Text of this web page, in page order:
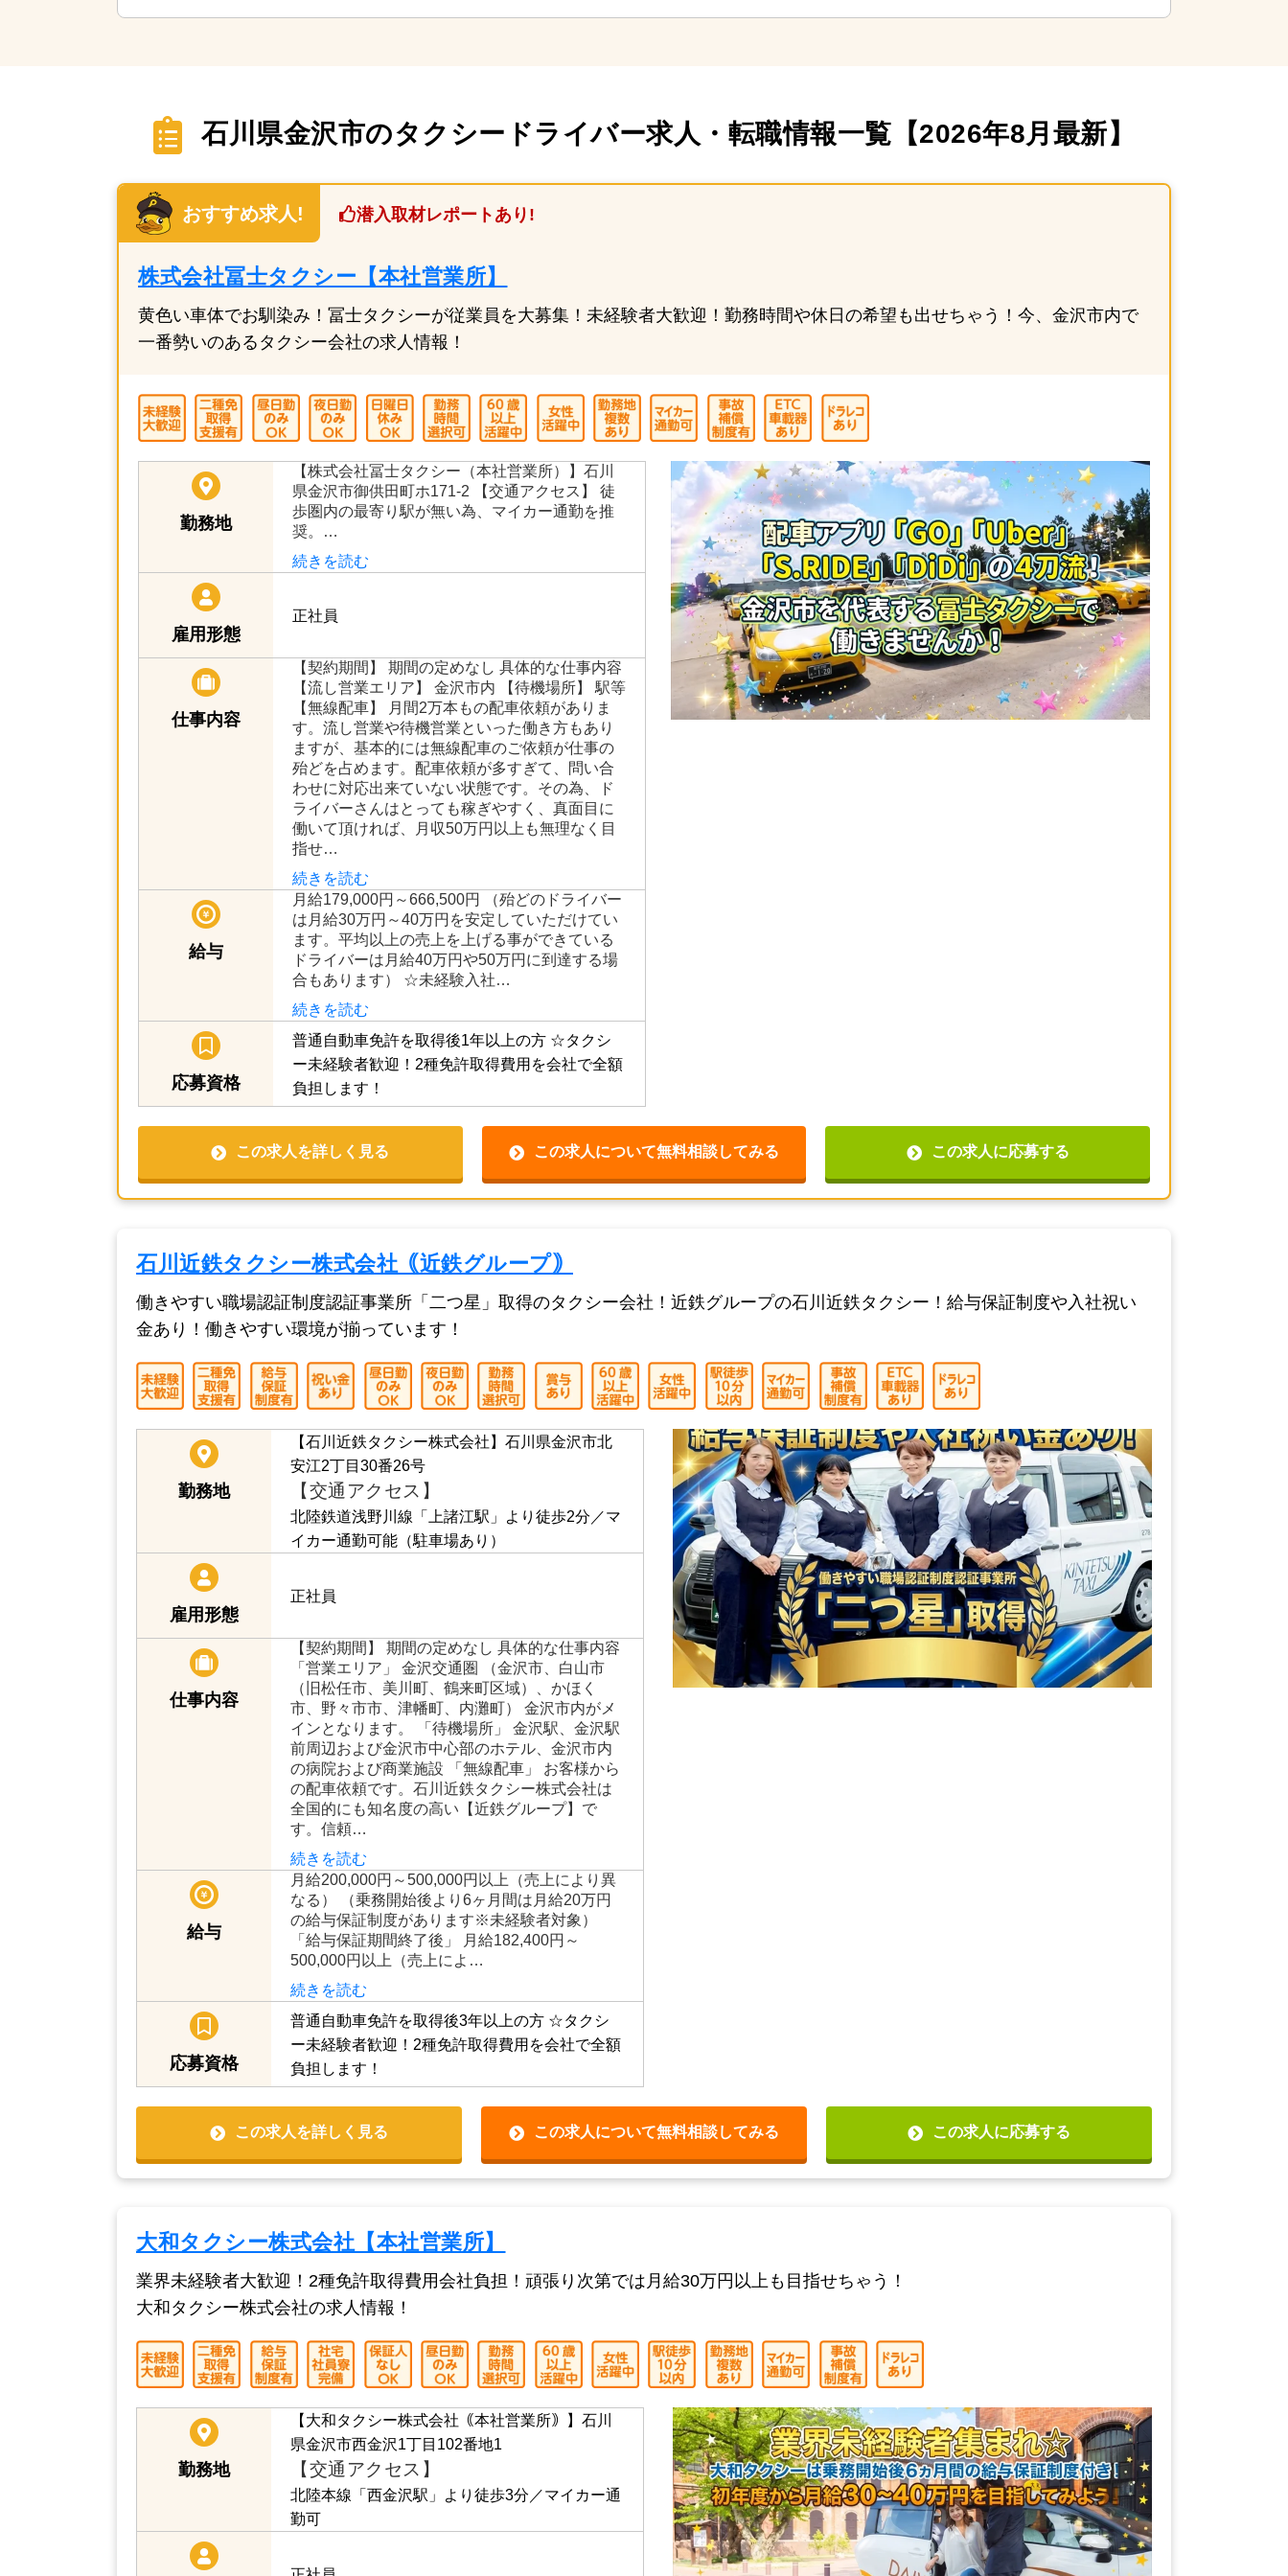
石川県金沢市のタクシードライバー求人・転職情報一覧【2026年8月最新】
おすすめ求人! 潜入取材レポートあり!
株式会社冨士タクシー【本社営業所】
黄色い車体でお馴染み！冨士タクシーが従業員を大募集！未経験者大歓迎！勤務時間や休日の希望も出せちゃう！今、金沢市内で
一番勢いのあるタクシー会社の求人情報！
勤務地
【株式会社冨士タクシー（本社営業所）】石川
県金沢市御供田町ホ171-2 【交通アクセス】 徒
歩圏内の最寄り駅が無い為、マイカー通勤を推
雇用形態
【契約期間】 期間の定めなし 具体的な仕事内容
【流し営業エリア】 金沢市内 【待機場所】 駅等
【無線配車】 月間2万本もの配車依頼がありま
す。流し営業や待機営業といった働き方もあり
ますが、基本的には無線配車のご依頼が仕事の
殆どを占めます。配車依頼が多すぎて、問い合
わせに対応出来ていない状態です。その為、ド
ライバーさんはとっても稼ぎやすく、真面目に
働いて頂ければ、月収50万円以上も無理なく目
指せ…
続きを読む
給与
月給179,000円～666,500円 （殆どのドライバー
は月給30万円～40万円を安定していただけてい
ます。平均以上の売上を上げる事ができている
ドライバーは月給40万円や50万円に到達する場
合もあります） ☆未経験入社…
続きを読む
普通自動車免許を取得後1年以上の方☆タクシ
ー未経験者歓迎！2種免許取得費用を会社で全額
負担します！
働きやすい職場認証制度認証事業所「二つ星」取得のタクシー会社！近鉄グループの石川近鉄タクシー！給与保証制度や入社祝い
金あり！働きやすい環境が揃っています！
勤務地
【石川近鉄タクシー株式会社】石川県金沢市北
安江2丁目30番26号
北陸鉄道浅野川線「上諸江駅」より徒歩2分／マ
雇用形態
正社員
【契約期間】 期間の定めなし 具体的な仕事内容
「営業エリア」 金沢交通圏 （金沢市、白山市
（旧松任市、美川町、鶴来町区域）、かほく
市、野々市市、津幡町、内灘町） 金沢市内がメ
インとなります。 「待機場所」 金沢駅、金沢駅
前周辺および金沢市中心部のホテル、金沢市内
の病院および商業施設 「無線配車」 お客様から
の配車依頼です。石川近鉄タクシー株式会社は
全国的にも知名度の高い【近鉄グループ】で
す。信頼…
続きを読む
給与
月給200,000円～500,000円以上（売上により異
なる） （乗務開始後より6ヶ月間は月給20万円
の給与保証制度があります※未経験者対象）
「給与保証期間終了後」 月給182,400円～
500,000円以上（売上によ…
続きを読む
普通自動車免許を取得後3年以上の方☆タクシ
この求人を詳しく見る この求人について無料相談してみる
大和タクシー株式会社【本社営業所】
業界未経験者大歓迎！2種免許取得費用会社負担！頑張り次第では月給30万円以上も目指せちゃう！
大和タクシー株式会社の求人情報！